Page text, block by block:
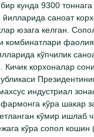
кунда 9300
йилларида саноат
юзага келган.
комбинатлари
кўпчилик
Кичик корхоналар
индустриал
кўра шакар
кўмир ишлаб
кўра сопол кошин